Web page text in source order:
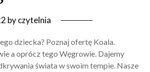
byczytelnia
dziecka? Poznaj ofertę Koala.
a oprócz tego Węgrowie. Dajemy
świata w swoim tempie. Nasze